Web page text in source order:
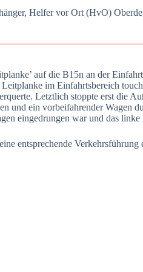
Hel­fer vor Ort (HvO)
auf die B15n an der
im Ein­fahrts­be­reich
Letzt­lich stopp­te erst die
und ein vor­bei­fah­ren­der Wagen
ein­ge­drun­gen war und das
ent­spre­chen­de